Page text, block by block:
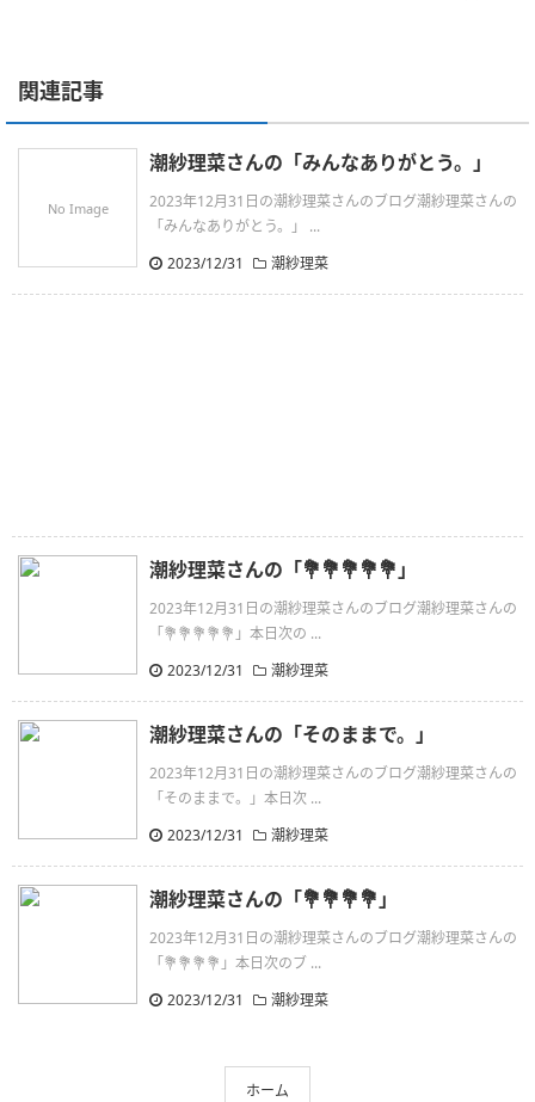
関連記事
No Image
潮紗理菜さんの「みんなありがとう。」
2023年12月31日の潮紗理菜さんのブログ潮紗理菜さんの
「みんなありがとう。」 ...
2023/12/31
潮紗理菜
潮紗理菜さんの「💐💐💐💐💐」
2023年12月31日の潮紗理菜さんのブログ潮紗理菜さんの
「💐💐💐💐💐」本日次の ...
2023/12/31
潮紗理菜
潮紗理菜さんの「そのままで。」
2023年12月31日の潮紗理菜さんのブログ潮紗理菜さんの
「そのままで。」本日次 ...
2023/12/31
潮紗理菜
潮紗理菜さんの「💐💐💐💐」
2023年12月31日の潮紗理菜さんのブログ潮紗理菜さんの
「💐💐💐💐」本日次のブ ...
2023/12/31
潮紗理菜
ホーム